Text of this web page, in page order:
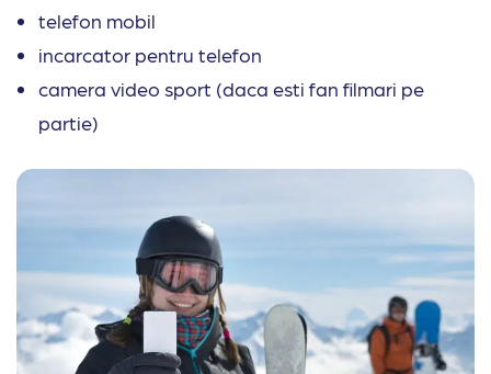
telefon mobil
incarcator pentru telefon
camera video sport (daca esti fan filmari pe
partie)